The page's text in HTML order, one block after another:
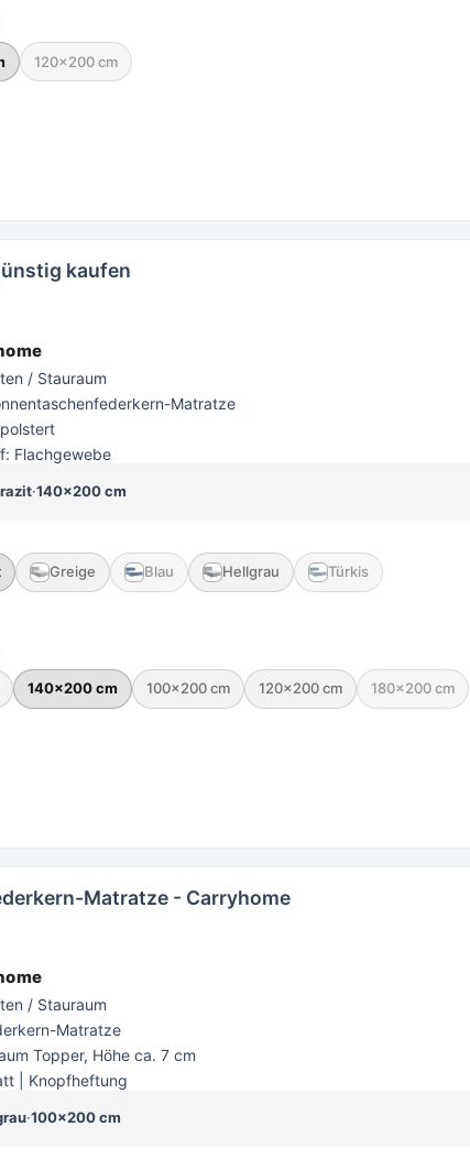
120×200 cm
kaufen
/ Stauraum
Matratze
Flachgewebe
·140×200 cm
Greige Blau Hellgrau Türkis
140×200 cm 100×200 cm 120×200 cm 180×200 cm
Matratze - Carryhome
/ Stauraum
Matratze
Topper, Höhe ca. 7 cm
| Knopfheftung
·100×200 cm